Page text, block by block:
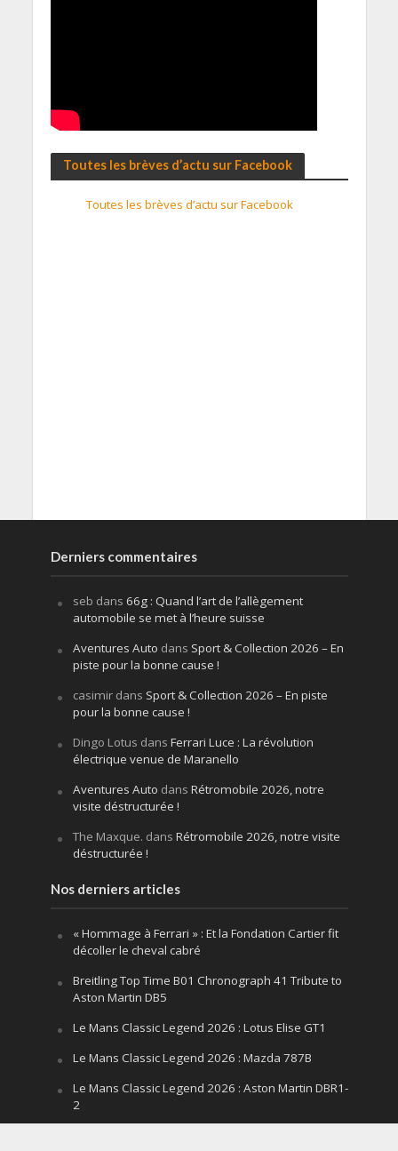
Toutes les brèves d’actu sur Facebook
Toutes les brèves d’actu sur Facebook
Derniers commentaires
seb dans 66g : Quand l’art de l’allègement
automobile se met à l’heure suisse
Aventures Auto dans Sport & Collection 2026 – En
piste pour la bonne cause !
casimirdans Sport & Collection 2026 – En piste
pour la bonne cause !
Dingo Lotus dans Ferrari Luce : La révolution
électrique venue de Maranello
Aventures Auto dans Rétromobile 2026, notre
visite déstructurée !
The Maxque. dans Rétromobile 2026, notre visite
déstructurée !
Nos derniers articles
« Hommage à Ferrari » : Et la Fondation Cartier fit
décoller le cheval cabré
Breitling Top Time B01 Chronograph 41 Tribute to
Aston Martin DB5
Le Mans Classic Legend 2026 : Lotus Elise GT1
Le Mans Classic Legend 2026 : Mazda 787B
Le Mans Classic Legend 2026 : Aston Martin DBR1-
2